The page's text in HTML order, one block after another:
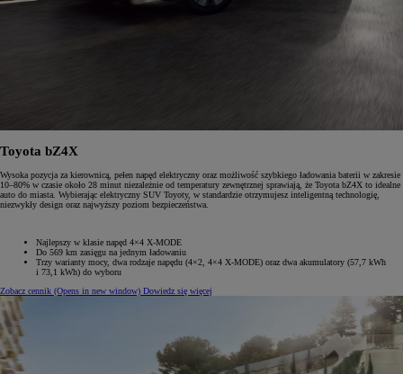
Toyota bZ4X
Wysoka pozycja za kierownicą, pełen napęd elektryczny oraz możliwość szybkiego ładowania baterii w zakresie
10–80% w czasie około 28 minut niezależnie od temperatury zewnętrznej sprawiają, że Toyota bZ4X to idealne
auto do miasta. Wybierając elektryczny SUV Toyoty, w standardzie otrzymujesz inteligentną technologię,
niezwykły design oraz najwyższy poziom bezpieczeństwa.
Najlepszy w klasie napęd 4×4 X-MODE
Do 569 km zasięgu na jednym ładowaniu
Trzy warianty mocy, dwa rodzaje napędu (4×2, 4×4 X-MODE) oraz dwa akumulatory (57,7 kWh
i 73,1 kWh) do wyboru
Zobacz cennik (Opens in new window) Dowiedz się więcej